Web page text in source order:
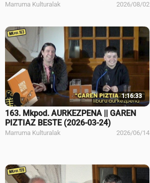
Marruma Kulturalak 2026/08/02
1:16:33
163. Mkpod. AURKEZPENA || GAREN
PIZTIAZ BESTE (2026-03-24)
Marruma Kulturalak 2026/06/14